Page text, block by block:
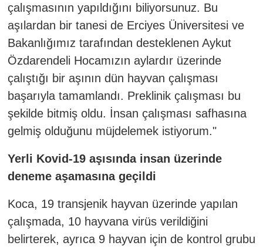
çalışmasının yapıldığını biliyorsunuz. Bu
aşılardan bir tanesi de Erciyes Üniversitesi ve
Bakanlığımız tarafından desteklenen Aykut
Özdarendeli Hocamızın aylardır üzerinde
çalıştığı bir aşının dün hayvan çalışması
başarıyla tamamlandı. Preklinik çalışması bu
şekilde bitmiş oldu. İnsan çalışması safhasına
gelmiş olduğunu müjdelemek istiyorum."
Yerli Kovid-19 aşısında insan üzerinde
deneme aşamasına geçildi
Koca, 19 transjenik hayvan üzerinde yapılan
çalışmada, 10 hayvana virüs verildiğini
belirterek, ayrıca 9 hayvan için de kontrol grubu